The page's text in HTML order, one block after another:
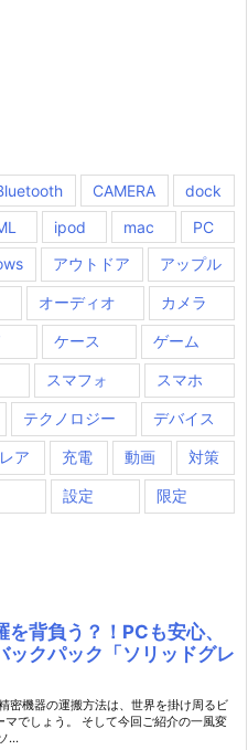
CAMERA
dock
ipod mac
PC
アウトドア アップル
オーディオ カメラ
ケース ゲーム
スマフォ スマホ
テクノロジー デバイス
レア 充電 動画 対策
設定 限定